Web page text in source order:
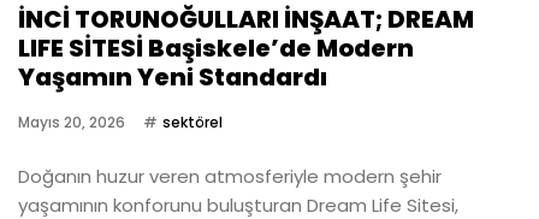
İNCİ TORUNOĞULLARI İNŞAAT; DREAM
LIFE SİTESİ Başiskele’de Modern
Yaşamın Yeni Standardı
Mayıs 20, 2026 sektörel
Doğanın huzur veren atmosferiyle modern şehir
yaşamının konforunu buluşturan Dream Life Sitesi,